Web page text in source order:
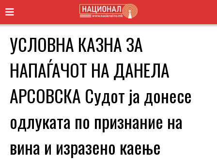
УСЛОВНА КАЗНА ЗА
НАПАЃАЧОТ НА ДАНЕЛА
АРСОВСКА Судот ја донесе
одлуката по признание на
вина и изразено каење